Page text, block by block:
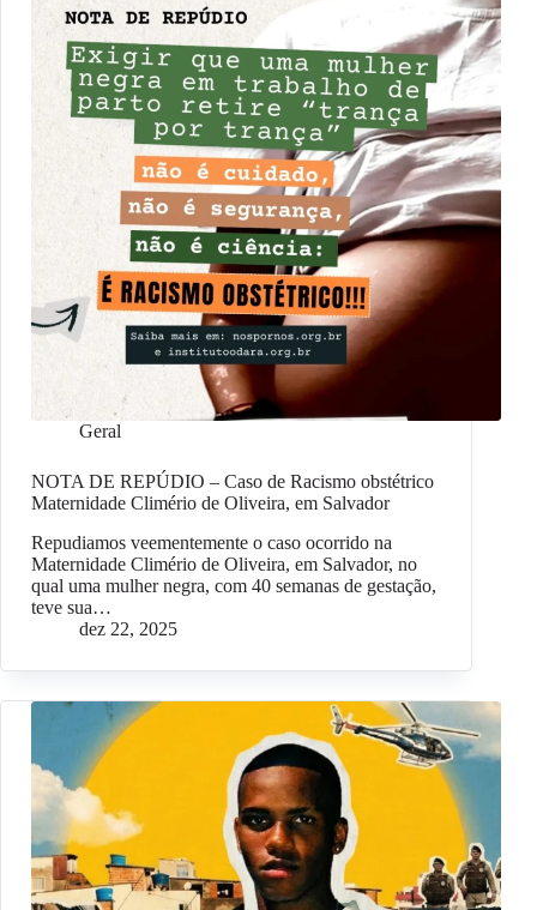
Geral
NOTA DE REPÚDIO – Caso de Racismo obstétrico
Maternidade Climério de Oliveira, em Salvador
Repudiamos veementemente o caso ocorrido na
Maternidade Climério de Oliveira, em Salvador, no
qual uma mulher negra, com 40 semanas de gestação,
teve sua…
dez 22, 2025